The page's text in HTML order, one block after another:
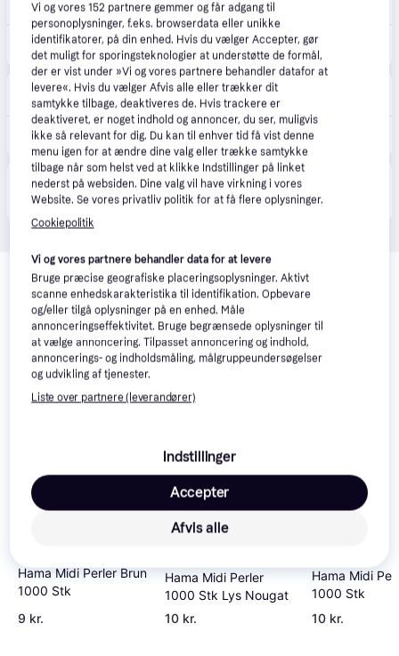
49 kr. fragt,4-6 dage
Creativ Company 668231 Vinpropper - 2.5 x 4cm - 50 stk. 239 kr.
Eller 3 betalinger af 80 kr.
Rito.dk
Laveste pris·Bestillingsvare
Korkpropper, H: 4 cm, diam. 2.5 cm, str. 4x2,5 cm, 50 stk./ 1 pk..
Produktet fås også hos 2 butikker, som ikke er
betalende kunde i denne kategori.
Relaterede produkter
Se vores forslag til andre produkter, der matcher dine
interesser. Vis alle
Trender
Hama Midi Perler Brun
1000 Stk
9 kr.
Trender
Hama Midi Perler
1000 Stk Lys Nougat
10 kr.
Trender
Hama Midi
1000 Stk
10 kr.
Vi og vores152 partnere gemmer og får adgang til
personoplysninger, f.eks. browserdata eller unikke
identifikatorer, på din enhed. Hvis du vælger Accepter, gør
det muligt for sporingsteknologier at understøtte de formål,
der er vist under »Vi og vores partnere behandler datafor at
levere«. Hvis du vælger Afvis alle eller trækker dit
samtykke tilbage, deaktiveres de. Hvis trackere er
deaktiveret, er noget indhold og annoncer, du ser, muligvis
ikke så relevant for dig. Du kan til enhver tid få vist denne
menu igen for at ændre dine valg eller trække samtykke
tilbage når som helst ved at klikke Indstillinger på linket
nederst på websiden. Dine valg vil have virkning i vores
Website. Se vores privatliv politik for at få flere oplysninger.
Cookiepolitik
Vi og vores partnere behandler data for at levere
Bruge præcise geografiske placeringsoplysninger. Aktivt
scanne enhedskarakteristika til identifikation. Opbevare
og/eller tilgå oplysninger på en enhed. Måle
annonceringseffektivitet. Bruge begrænsede oplysninger til
at vælge annoncering. Tilpasset annoncering og indhold,
annoncerings- og indholdsmåling, målgruppeundersøgelser
og udvikling af tjenester.
Liste over partnere (leverandører)
Indstillinger
Afvis alle
Accepter